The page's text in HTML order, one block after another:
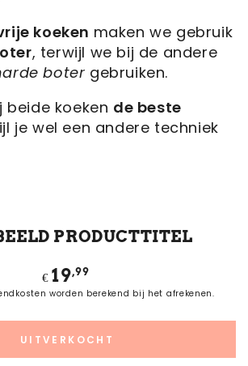
koeken maken we gebruik
, terwijl we bij de andere
boter gebruiken.
beide koeken de beste
je wel een andere techniek
PRODUCTTITEL
Normale
prijs
€ 19,99
worden berekend bij het afrekenen.
UITVERKOCHT